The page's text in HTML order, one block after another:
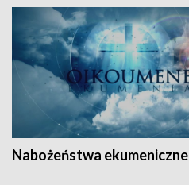
Nabożeństwa ekumeniczne